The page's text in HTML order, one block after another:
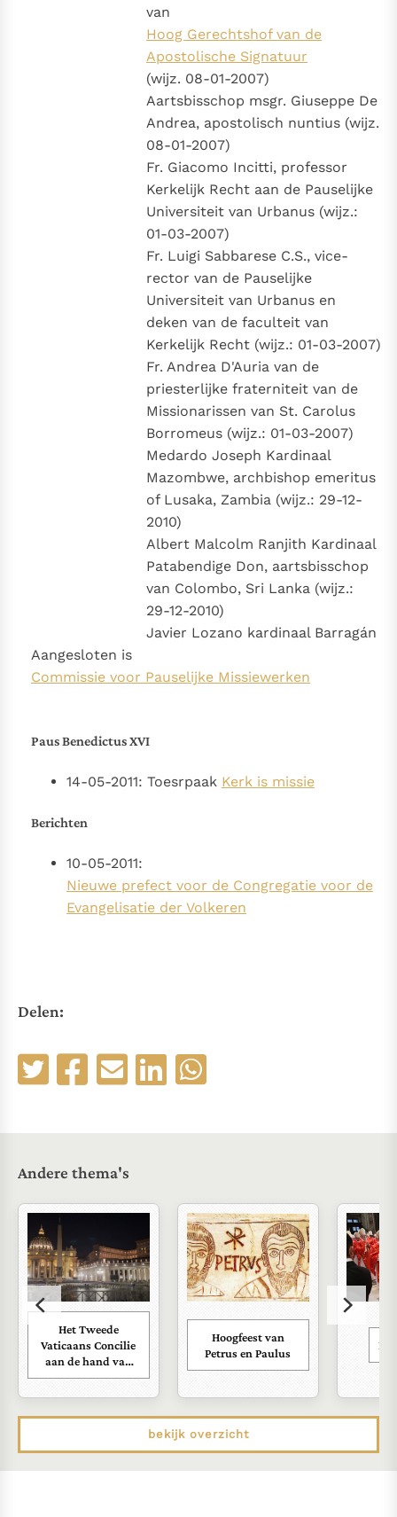
van
Hoog Gerechtshof van de
Apostolische Signatuur
(wijz. 08-01-2007)
Aartsbisschop msgr. Giuseppe De
Andrea, apostolisch nuntius (wijz.
08-01-2007)
Fr. Giacomo Incitti, professor
Kerkelijk Recht aan de Pauselijke
Universiteit van Urbanus (wijz.:
01-03-2007)
Fr. Luigi Sabbarese C.S., vice-
rector van de Pauselijke
Universiteit van Urbanus en
deken van de faculteit van
Kerkelijk Recht (wijz.: 01-03-2007)
Fr. Andrea D'Auria van de
priesterlijke fraterniteit van de
Missionarissen van St. Carolus
Borromeus (wijz.: 01-03-2007)
Medardo Joseph Kardinaal
Mazombwe, archbishop emeritus
of Lusaka, Zambia (wijz.: 29-12-
2010)
Albert Malcolm Ranjith Kardinaal
Patabendige Don, aartsbisschop
van Colombo, Sri Lanka (wijz.:
29-12-2010)
Javier Lozano kardinaal Barragán
Aangesloten is
Commissie voor Pauselijke Missiewerken
Paus Benedictus XVI
14-05-2011: Toesrpaak Kerk is missie
Berichten
10-05-2011:
Nieuwe prefect voor de Congregatie voor de
Evangelisatie der Volkeren
Delen:
Andere thema's
Het Tweede
Vaticaans Concilie
aan de hand van
zijn documenten
Hoogfeest van
Petrus en Paulus
bekijk overzicht